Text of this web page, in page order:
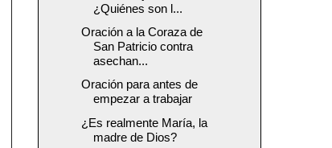
¿Quiénes son l...
Oración a la Coraza de
San Patricio contra
asechan...
Oración para antes de
empezar a trabajar
¿Es realmente María, la
madre de Dios?